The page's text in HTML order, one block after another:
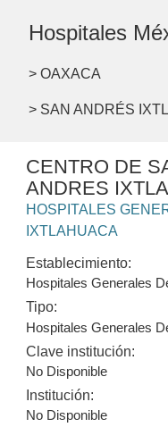
Hospitales
> OAXACA
> SAN ANDRÉS
CENTRO DE
ANDRES
HOSPITALES
IXTLAHUACA
Establecimiento:
Hospitales Generales
Tipo:
Hospitales Generales
Clave institución:
No Disponible
Institución:
No Disponible